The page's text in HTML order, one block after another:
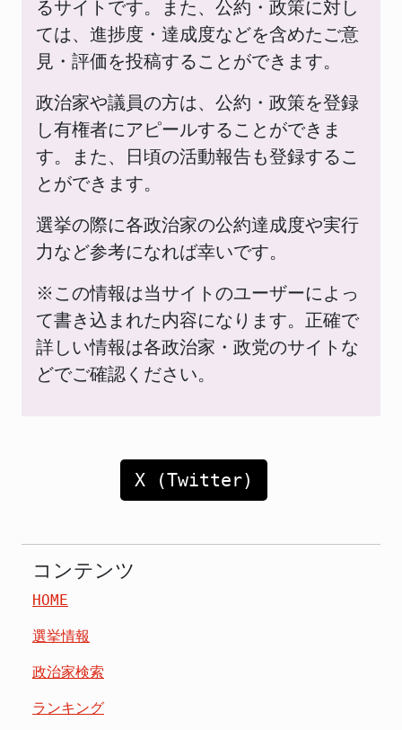
るサイトです。また、公約・政策に対し
ては、進捗度・達成度などを含めたご意
見・評価を投稿することができます。
政治家や議員の方は、公約・政策を登録
し有権者にアピールすることができま
す。また、日頃の活動報告も登録するこ
とができます。
選挙の際に各政治家の公約達成度や実行
力など参考になれば幸いです。
※この情報は当サイトのユーザーによっ
て書き込まれた内容になります。正確で
詳しい情報は各政治家・政党のサイトな
どでご確認ください。
X (Twitter)
コンテンツ
HOME
選挙情報
政治家検索
ランキング